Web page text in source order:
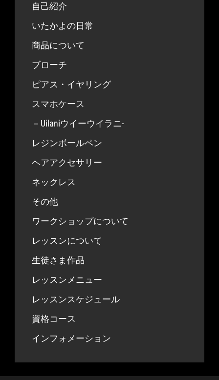
自己紹介
いたかよの日常
商品について
ブローチ
ピアス・イヤリング
スマホケース
－Uilaniウイーウイラニ-
レジンボールペン
ヘアアクセサリー
ネックレス
その他
ワークショップについて
レッスンについて
生徒さま作品
レッスンメニュー
レッスンスケジュール
資格コース
インフォメーション